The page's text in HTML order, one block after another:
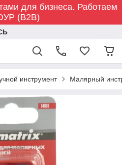
для бизнеса. Работаем
(B2B)
инструмент Малярный